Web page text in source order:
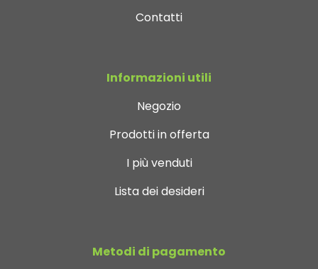
Contatti
Informazioni utili
Negozio
Prodotti in offerta
I più venduti
Lista dei desideri
Metodi di pagamento